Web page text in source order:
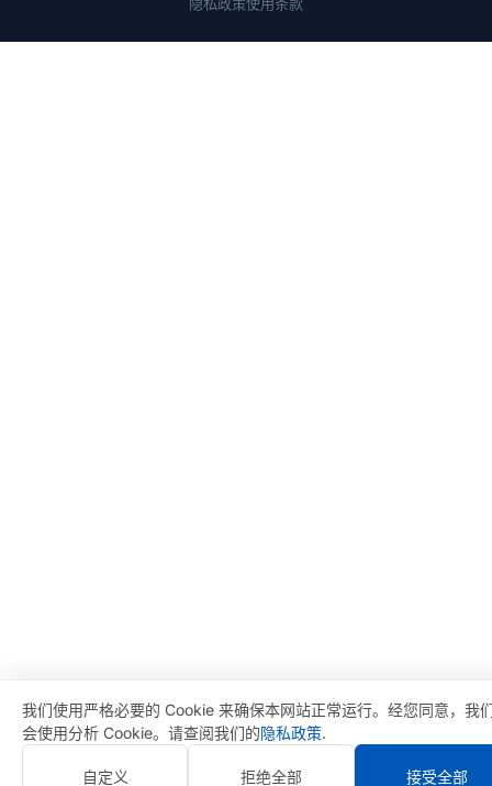
我们使用严格必要的 Cookie 来确保本网站正常运行。经您同意，我
会使用分析 Cookie。请查阅我们的隐私政策.
自定义 拒绝全部 接受全部